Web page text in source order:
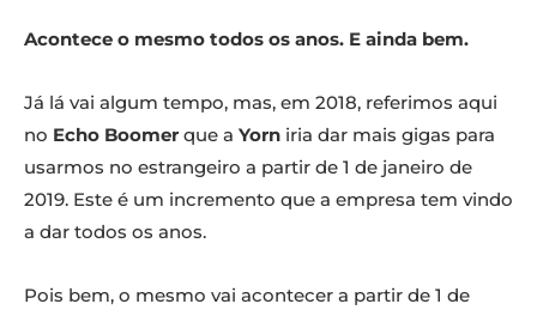
Acontece o mesmo todos os anos. E ainda bem.
Já lá vai algum tempo, mas, em 2018, referimos aqui
no Echo Boomer que a Yorn iria dar mais gigas para
usarmos no estrangeiro a partir de 1 de janeiro de
2019. Este é um incremento que a empresa tem vindo
a dar todos os anos.
Pois bem, o mesmo vai acontecer a partir de 1 de